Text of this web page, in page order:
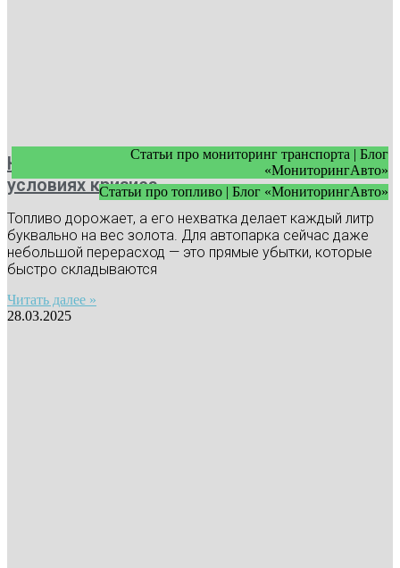
Статьи про мониторинг транспорта | Блог
«МониторингАвто»
Статьи про топливо | Блог «МониторингАвто»
Как экономить топливо в автопарке в
условиях кризиса
Топливо дорожает, а его нехватка делает каждый литр
буквально на вес золота. Для автопарка сейчас даже
небольшой перерасход — это прямые убытки, которые
быстро складываются
Читать далее »
28.03.2025